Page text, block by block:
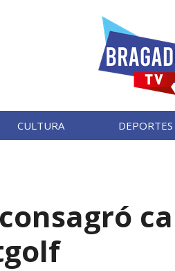
CULTURA DEPORTES